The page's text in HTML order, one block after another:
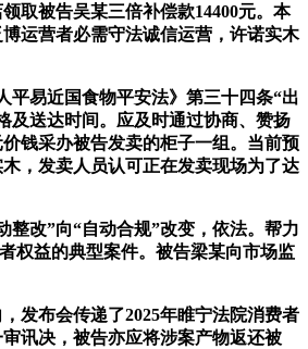
取被告吴某三倍补偿款14400元。本
运营者必需守法诚信运营，许诺实木
易近国食物平安法》第三十四条“出
送达时间。应及时通过协商、赞扬
钱采办被告发卖的柜子一组。当前预
，发卖人员认可正在发卖现场为了达
改”向“自动合规”改变，依法。帮力
权益的典型案件。被告梁某向市场监
发布会传递了2025年睢宁法院消费者
讯决，被告亦应将涉案产物返还被